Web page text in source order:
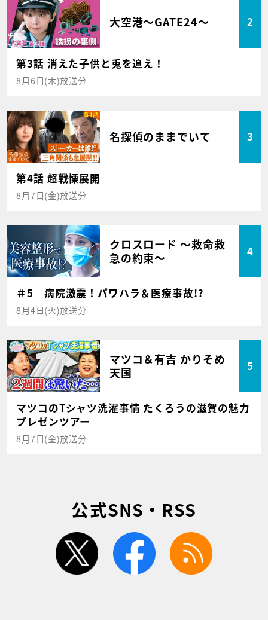
大空港～GATE24～ 2
第3話 消えた子供と兎を追え！
8月6日(木)放送分
名探偵のままでいて 3
第4話 超戦慄展開
8月7日(金)放送分
クロスロード ～救命救
急の約束～
4
＃5 病院激震！パワハラ＆医療事故!?
8月4日(火)放送分
マツコ＆有吉 かりそめ
天国
5
マツコのTシャツ洗濯事情 たくろうの滋賀の魅力
プレゼンツアー
8月7日(金)放送分
公式SNS・RSS
twitter facebook